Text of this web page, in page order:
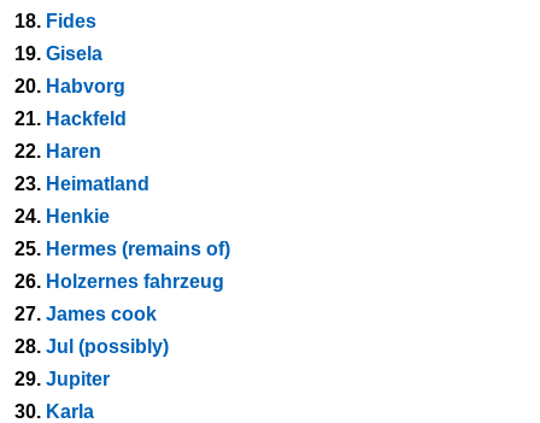
18. Fides
19. Gisela
20. Habvorg
21. Hackfeld
22. Haren
23. Heimatland
24. Henkie
25. Hermes (remains of)
26. Holzernes fahrzeug
27. James cook
28. Jul (possibly)
29. Jupiter
30. Karla